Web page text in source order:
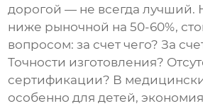
дорогой — не всегда лучший.
ниже рыночной на 50-60%,
вопросом: за счет чего? За
Точности изготовления?
сертификации? В
особенно для детей,